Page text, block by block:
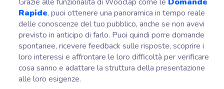
Rapide, puoi ottenere una panoramica in tempo reale
delle conoscenze del tuo pubblico, anche se non avevi
previsto in anticipo di farlo. Puoi quindi porre domande
spontanee, ricevere feedback sulle risposte, scoprire i
loro interessi e affrontare le loro difficoltà per verificare
cosa sanno e adattare la struttura della presentazione
alle loro esigenze.